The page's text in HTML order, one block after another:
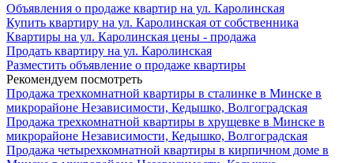
Объявления о продаже квартир на ул. Каролинская
Купить квартиру на ул. Каролинская от собственника
Квартиры на ул. Каролинская цены - продажа
Продать квартиру на ул. Каролинская
Разместить объявление о продаже квартиры
Рекомендуем посмотреть
Продажа трехкомнатной квартиры в сталинке в Минске в
микрорайоне Независимости, Кедышко, Волгоградская
Продажа трехкомнатной квартиры в хрущевке в Минске в
микрорайоне Независимости, Кедышко, Волгоградская
Продажа четырехкомнатной квартиры в кирпичном доме в